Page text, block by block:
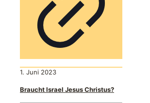
1. Juni 2023
Braucht Israel Jesus Christus?